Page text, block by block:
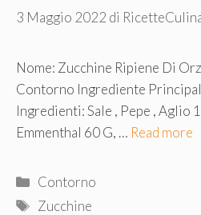
3 Maggio 2022 di
Nome: Zucchine Ripiene Di
Contorno Ingrediente
Ingredienti: Sale , Pepe , Aglio
Emmenthal 60 G, … Read more
Categorie
Contorno
Tag
Zucchine